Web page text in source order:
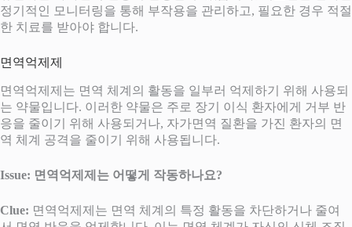
정기적인 모니터링을 통해 부작용을 관리하고, 필요한 경우 적절
한 치료를 받아야 합니다.
면역억제제
면역억제제는 면역 체계의 활동을 일부러 억제하기 위해 사용되
는 약물입니다. 이러한 약물은 주로 장기 이식 환자에게 거부 반
응을 줄이기 위해 사용되거나, 자가면역 질환을 가진 환자의 면
역 체계 공격을 줄이기 위해 사용됩니다.
Issue: 면역억제제는 어떻게 작동하나요?
Clue: 면역억제제는 면역 체계의 특정 활동을 차단하거나 줄여